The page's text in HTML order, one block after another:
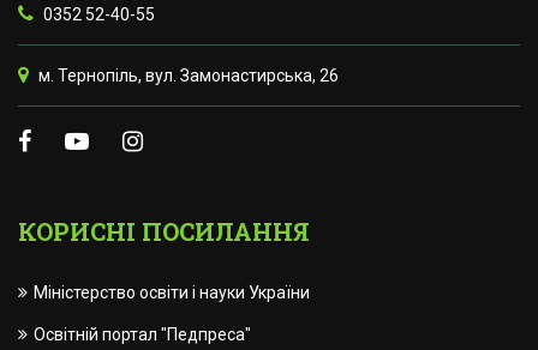
0352 52-40-55
м. Тернопіль, вул. Замонастирська, 26
КОРИСНІ ПОСИЛАННЯ
Міністерство освіти і науки України
Освітній портал "Педпреса"